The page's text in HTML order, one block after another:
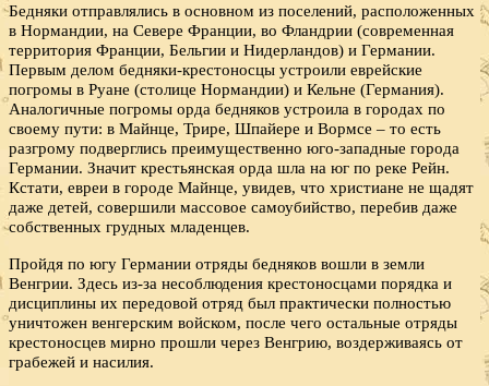
Бедняки отправлялись в основном из поселений, расположенных
в Нормандии, на Севере Франции, во Фландрии (современная
территория Франции, Бельгии и Нидерландов) и Германии.
Первым делом бедняки-крестоносцы устроили еврейские
погромы в Руане (столице Нормандии) и Кельне (Германия).
Аналогичные погромы орда бедняков устроила в городах по
своему пути: в Майнце, Трире, Шпайере и Вормсе – то есть
разгрому подверглись преимущественно юго-западные города
Германии. Значит крестьянская орда шла на юг по реке Рейн.
Кстати, евреи в городе Майнце, увидев, что христиане не щадят
даже детей, совершили массовое самоубийство, перебив даже
собственных грудных младенцев.
Пройдя по югу Германии отряды бедняков вошли в земли
Венгрии. Здесь из-за несоблюдения крестоносцами порядка и
дисциплины их передовой отряд был практически полностью
уничтожен венгерским войском, после чего остальные отряды
крестоносцев мирно прошли через Венгрию, воздерживаясь от
грабежей и насилия.